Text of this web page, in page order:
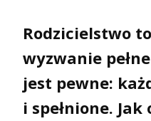
Rodzicielstwo
wyzwanie
jest pewne:
i spełnione.